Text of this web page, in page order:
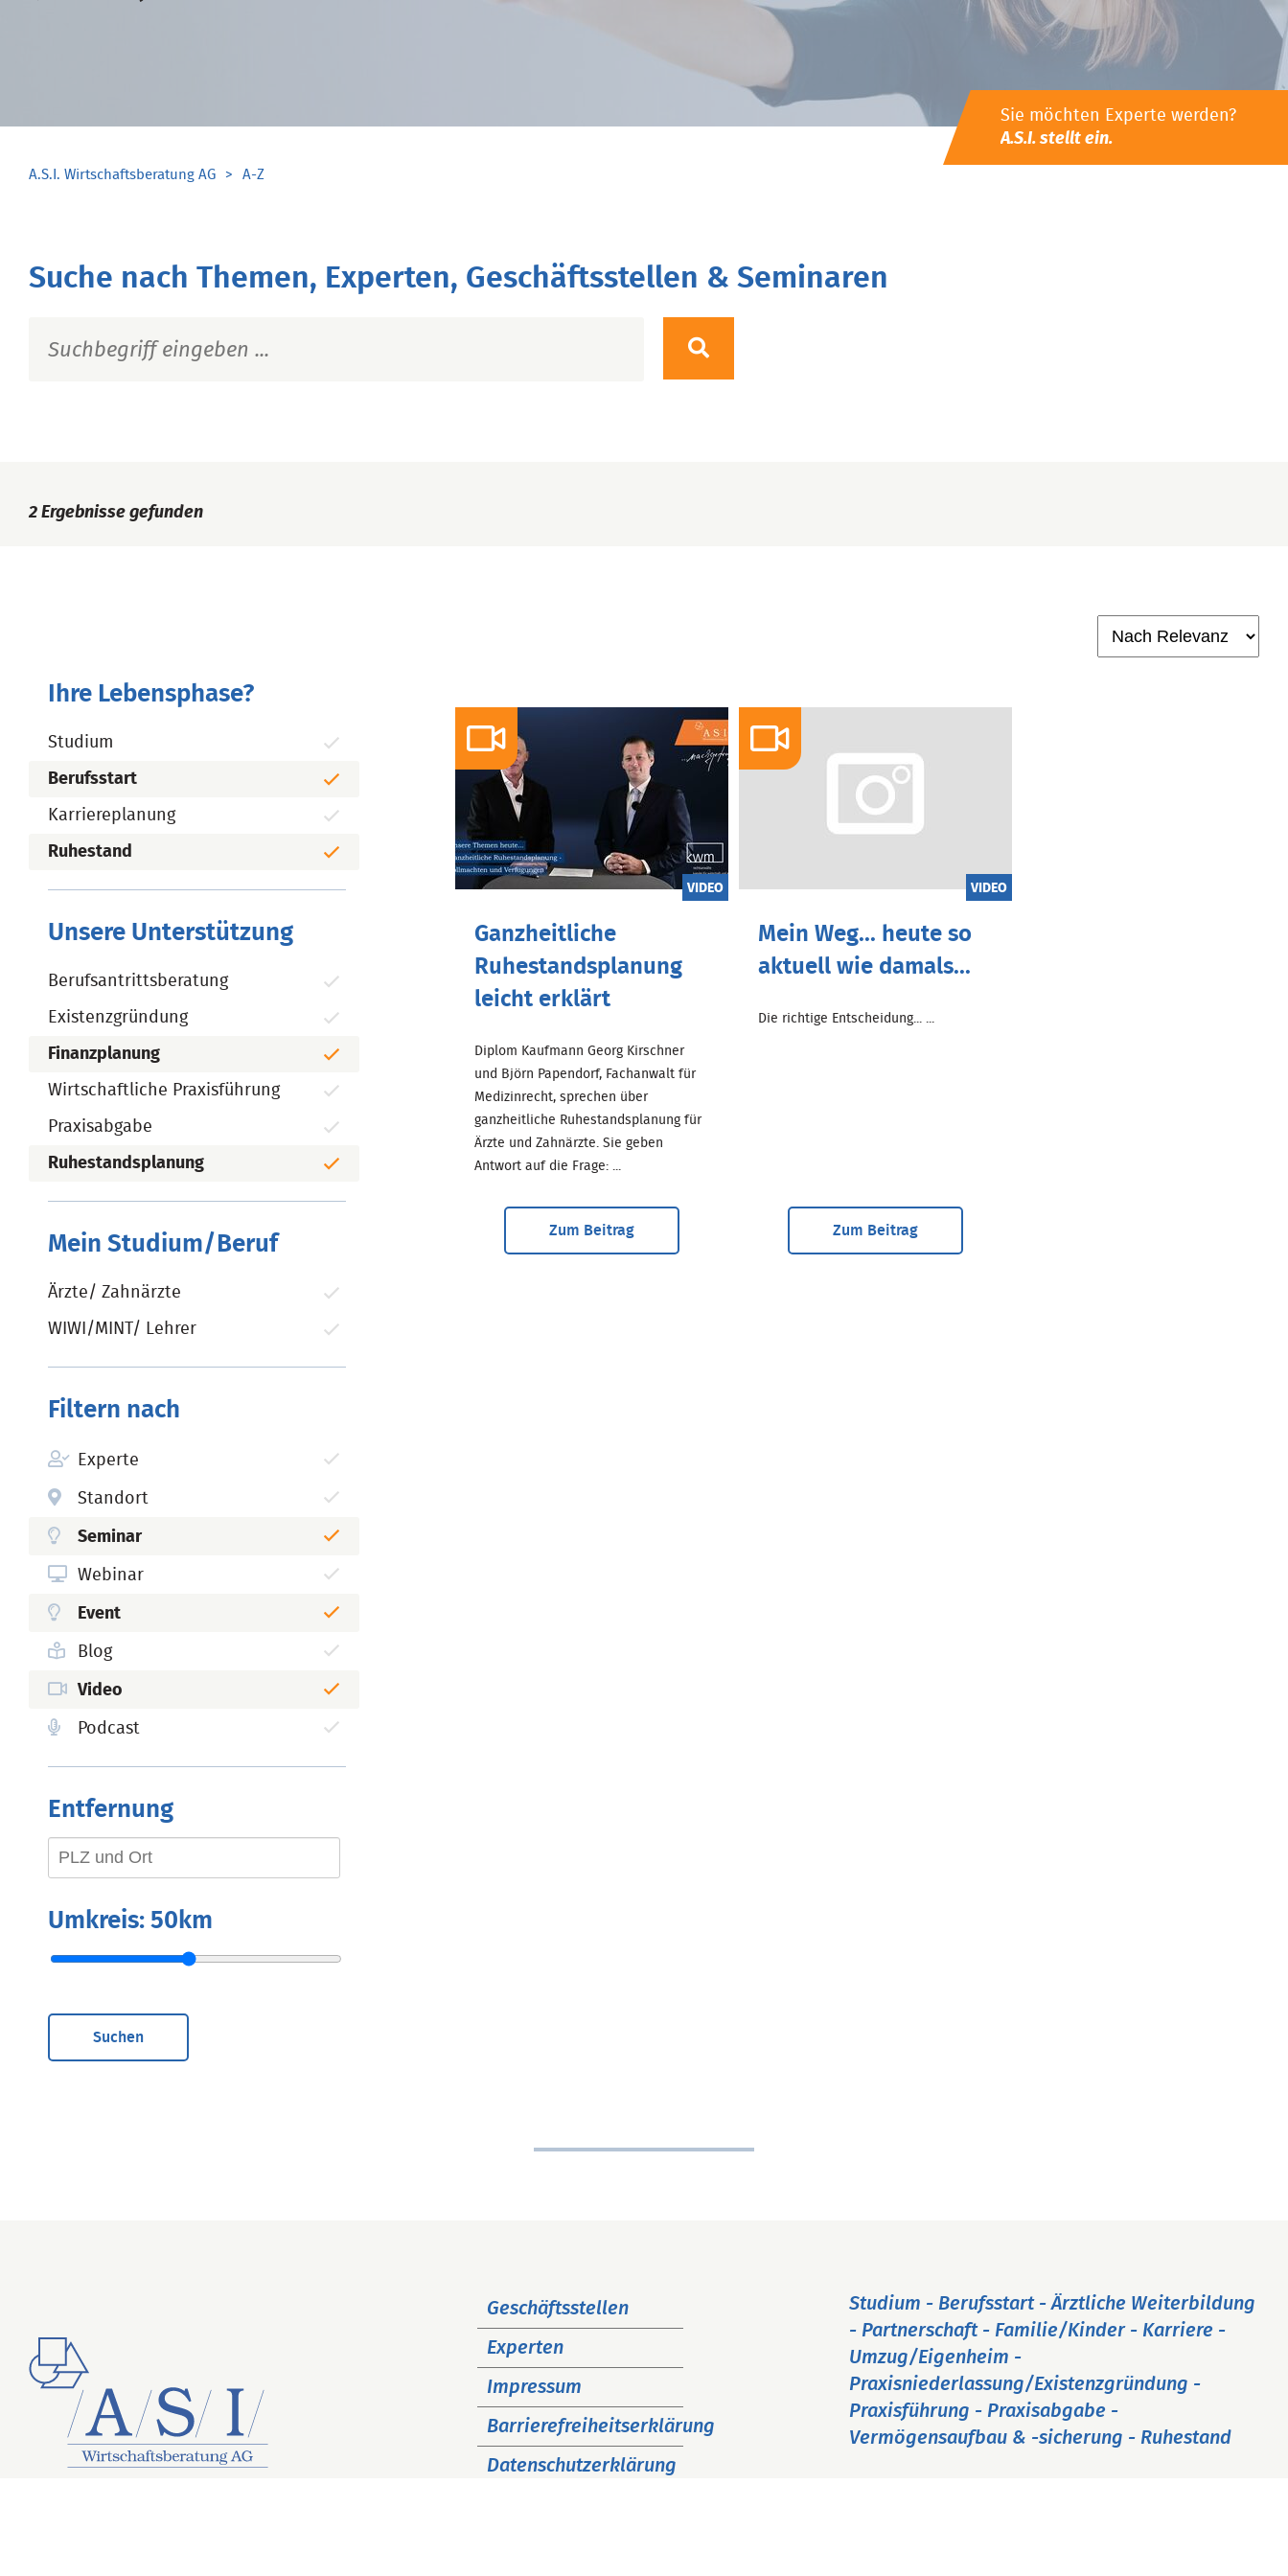
Sie möchten Experte werden?
A.S.I. stellt ein.
A.S.I. Wirtschaftsberatung AG A-Z
Suche nach Themen, Experten, Geschäftsstellen & Seminaren
2 Ergebnisse gefunden
Ihre Lebensphase?
Studium
Berufsstart
Karriereplanung
Ruhestand
Unsere Unterstützung
Berufsantrittsberatung
Existenzgründung
Finanzplanung
Wirtschaftliche Praxisführung
Praxisabgabe
Ruhestandsplanung
Mein Studium/Beruf
Ärzte/ Zahnärzte
WIWI/MINT/ Lehrer
Filtern nach
Experte
Standort
Seminar
Webinar
Event
Blog
Video
Podcast
Entfernung
Umkreis: 50km
Suchen
VIDEO
Ganzheitliche
Ruhestandsplanung
leicht erklärt
Diplom Kaufmann Georg Kirschner
und Björn Papendorf, Fachanwalt für
Medizinrecht, sprechen über
ganzheitliche Ruhestandsplanung für
Ärzte und Zahnärzte. Sie geben
Antwort auf die Frage: ...
Zum Beitrag
VIDEO
Mein Weg... heute so
aktuell wie damals...
Die richtige Entscheidung... ...
Zum Beitrag
überspringen
Geschäftsstellen
Experten
Impressum
Barrierefreiheitserklärung
Datenschutzerklärung
Studium - Berufsstart - Ärztliche Weiterbildung
- Partnerschaft - Familie/Kinder - Karriere -
Umzug/Eigenheim -
Praxisniederlassung/Existenzgründung -
Praxisführung - Praxisabgabe -
Vermögensaufbau & -sicherung - Ruhestand